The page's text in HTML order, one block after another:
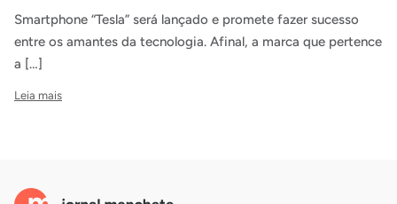
Smartphone “Tesla” será lançado e promete fazer sucesso
entre os amantes da tecnologia. Afinal, a marca que pertence
a […]
Leia mais